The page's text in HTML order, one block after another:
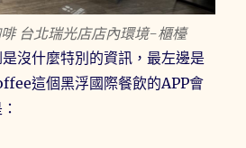
台北瑞光店店內環境-櫃檯
沒什麼特別的資訊，最左邊是
這個黑浮國際餐飲的APP會